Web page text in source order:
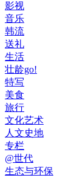
影视
音乐
韩流
送礼
生活
壮龄go!
特写
美食
旅行
文化艺术
人文史地
专栏
@世代
生态与环保